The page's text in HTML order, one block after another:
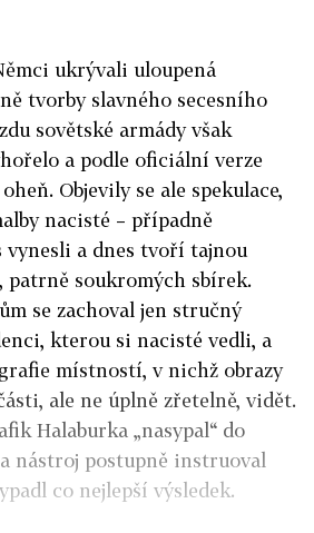
ukrývali uloupená
tvorby slavného secesního
sovětské armády však
a podle oficiální verze
Objevily se ale spekulace,
nacisté – případně
vynesli a dnes tvoří tajnou
patrně soukromých sbírek.
se zachoval jen stručný
kterou si nacisté vedli, a
místností, v nichž obrazy
ale ne úplně zřetelně, vidět.
Halaburka „nasypal“ do
nástroj postupně instruoval
co nejlepší výsledek.